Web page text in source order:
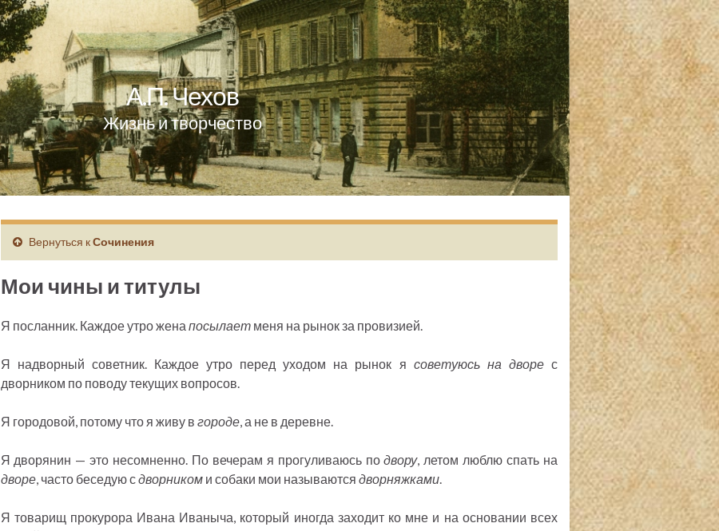
А.П. Чехов
Жизнь и творчество
Вернуться кСочинения
Мои чины и титулы
Я посланник. Каждое утро жена посылаетменя на рынок за провизией.
Я надворный советник. Каждое утро перед уходом на рынок я советуюсь на дворес
дворником по поводу текущих вопросов.
Я городовой, потому что я живу в городе, а не в деревне.
Я дворянин — это несомненно. По вечерам я прогуливаюсь подвору, летом люблю спать на
дворе, часто беседую сдворникоми собаки мои называются дворняжками.
Я товарищ прокурора Ивана Иваныча, который иногда заходит ко мне и на основании всех